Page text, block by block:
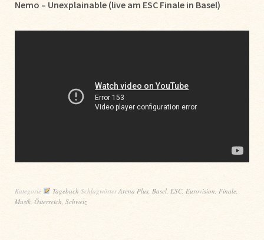
Nemo – Unexplainable (live am ESC Finale in Basel)
Kategorie Tagebuch SchlagwörterArena Plus, Basel, ESC, Eurovision Finale,
Musik Österreich Schweiz